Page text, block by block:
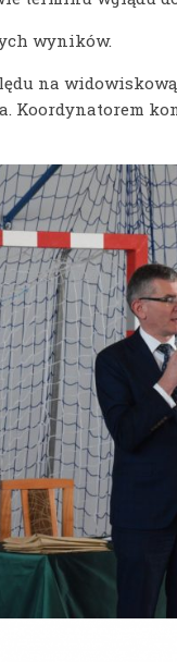
wyników.
na
Koordynatorem